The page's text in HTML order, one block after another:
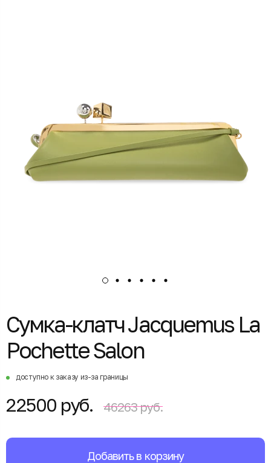
Cумка-клатч Jacquemus La
Pochette Salon
доступно к заказу из-за границы
22500 руб. 46263 руб.
Добавить в корзину